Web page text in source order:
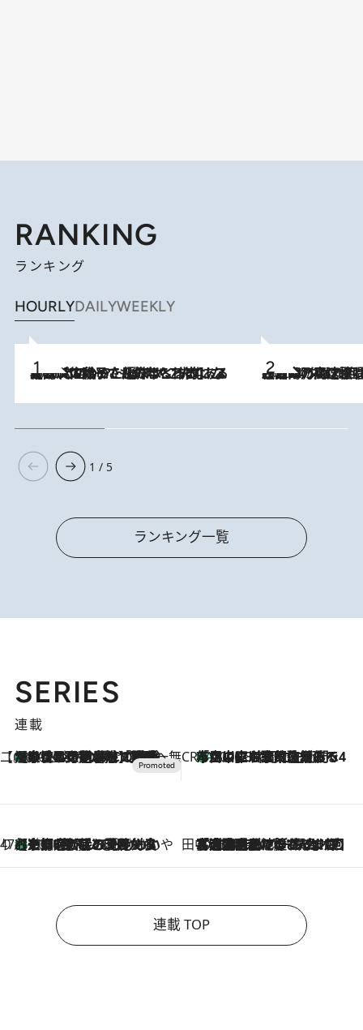
RANKING
ランキング
HOURLYDAILYWEEKLY
2026.8.5
【阿川佐和子さんの年とる力】なぜ70代で始めた趣味は“こんなに楽しい”のか？ ピアノ、俳句…スランプに陥っても続けられる“ある秘訣”とは 2026.8.7
「湘南乃風に憧れて」観客大盛上がりの“タオル回し”に、ラッパー顔負けの高速歌唱まで…さだまさし（74）のアグレッシブすぎる現在地
1 / 5
ランキング一覧
SERIES
連載
【CREA×星野リゾート】唯一無二。癒しと発見が待つ場所へ
2026.8.7
【トンボの足水浴】ヒノキの香りに包まれて涼感マックス！約13℃の湧水かけ流しを避暑地「星野温泉 トンボの湯」で体験 CREA'S CHOICE
2026.8.7
「立川にも歌舞伎があるんだよ」 片岡仁左衛門・市川中車ら豪華座組みで4年目の立川立飛歌舞伎へ
47都道府県の手みやげ ひんやりスイーツで夏を満喫
2026.8.7
【京都府】この夏絶対食べたい 冷やしておいしいおやつ3選 ひと口目から心を掴む新緑のテリーヌ 田中稲の勝手に再ブーム
2026.8.7
「湘南乃風に憧れて」観客大盛上がりの“タオル回し”に、ラッパー顔負けの高速歌唱まで…さだまさし（74）のアグレッシブすぎる現在地
連載 TOP